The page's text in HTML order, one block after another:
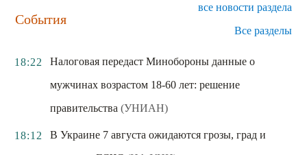
События
все новости раздела
Все разделы
18:22
Налоговая передаст Минобороны данные о
мужчинах возрастом 18-60 лет: решение
правительства (УНИАН)
18:12
В Украине 7 августа ожидаются грозы, град и